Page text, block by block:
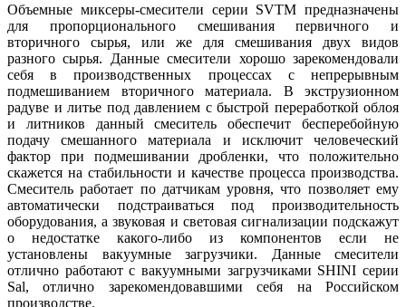
Объемные миксеры-смесители серии SVTM предназначены
для пропорционального смешивания первичного и
вторичного сырья, или же для смешивания двух видов
разного сырья. Данные смесители хорошо зарекомендовали
себя в производственных процессах с непрерывным
подмешиванием вторичного материала. В экструзионном
радуве и литье под давлением с быстрой переработкой облоя
и литников данный смеситель обеспечит бесперебойную
подачу смешанного материала и исключит человеческий
фактор при подмешивании дробленки, что положительно
скажется на стабильности и качестве процесса производства.
Смеситель работает по датчикам уровня, что позволяет ему
автоматически подстраиваться под производительность
оборудования, а звуковая и световая сигнализации подскажут
о недостатке какого-либо из компонентов если не
установлены вакуумные загрузчики. Данные смесители
отлично работают с вакуумными загрузчиками SHINI серии
Sal, отлично зарекомендовавшими себя на Российском
производстве.